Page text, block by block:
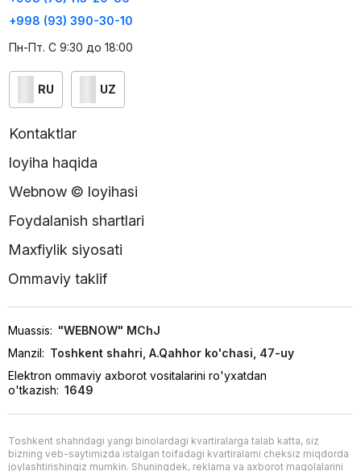
+998 (93) 390-30-10
Пн-Пт. С 9:30 до 18:00
RU UZ
Kontaktlar
loyiha haqida
Webnow © loyihasi
Foydalanish shartlari
Maxfiylik siyosati
Ommaviy taklif
Muassis: "WEBNOW" MChJ
Manzil: Toshkent shahri, A.Qahhor ko'chasi, 47-uy
Elektron ommaviy axborot vositalarini ro'yxatdan
o'tkazish: 1649
Toshkent shahridagi yangi binolardagi kvartiralarga talab katta, siz
bizning veb-saytimizda istalgan toifadagi kvartiralarni cheksiz miqdorda
joylashtirishingiz mumkin. Shuningdek, reklama va axborot maqolalarini